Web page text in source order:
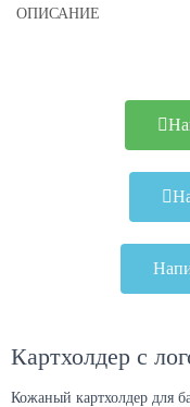
ОПИСАНИЕ
Картхолдер с
Кожаный картхолдер для